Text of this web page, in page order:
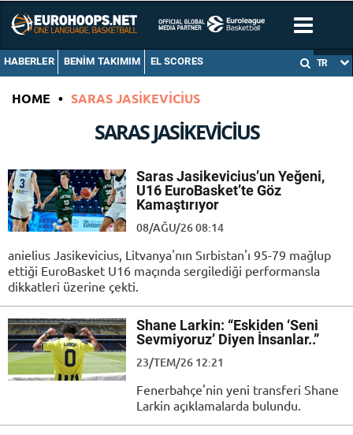
HABERLER BENIM TAKIMIM EL SCORES TR
HOME • SARAS JASIKEVICIUS
SARAS JASIKEVICIUS
Saras Jasikevicius’un Yeğeni,
U16 EuroBasket’te Göz
Kamaştırıyor
08/AĞU/26 08:14
anielius Jasikevicius, Litvanya'nın Sırbistan'ı 95-79 mağlup
ettiği EuroBasket U16 maçında sergilediği performansla
dikkatleri üzerine çekti.
Shane Larkin: “Eskiden ‘Seni
Sevmiyoruz’ Diyen İnsanlar..”
23/TEM/26 12:21
Fenerbahçe'nin yeni transferi Shane
Larkin açıklamalarda bulundu.